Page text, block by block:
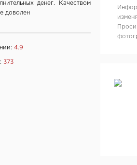
г. Минск
г. Минск
г. Санкт-Петербург
"Ростра", Москва
денег. Качеством
доволен
4.9
373